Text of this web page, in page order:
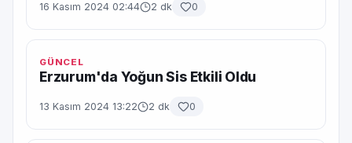
16 Kasım 2024 02:44 2 dk 0
GÜNCEL
Erzurum'da Yoğun Sis Etkili Oldu
13 Kasım 2024 13:22 2 dk 0